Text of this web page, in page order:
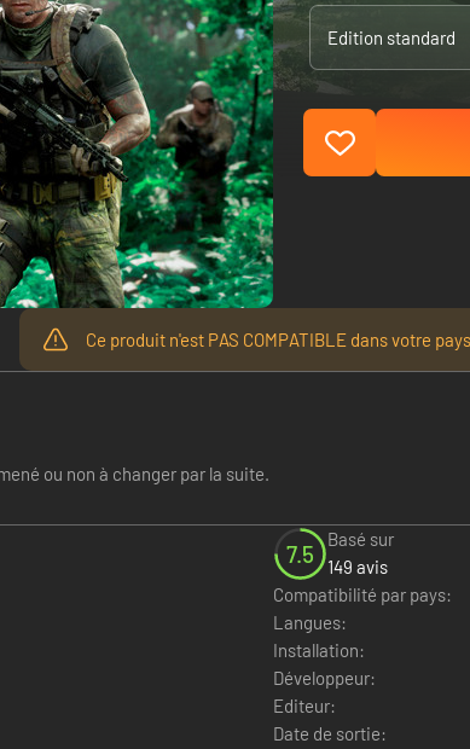
Edition standard
Ce produit n'est PAS COMPATIBLE dans votre pays
ou non à changer par la suite.
7.5
Basé sur
149 avis
Compatibilité par pays:
Langues:
Installation:
Développeur:
Editeur:
Date de sortie: